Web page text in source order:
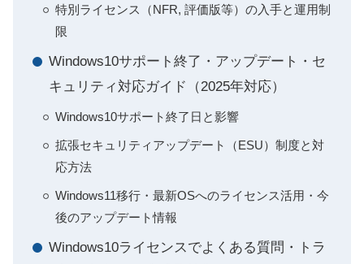
特別ライセンス（NFR, 評価版等）の入手と運用制
限
Windows10サポート終了・アップデート・セ
キュリティ対応ガイド（2025年対応）
Windows10サポート終了日と影響
拡張セキュリティアップデート（ESU）制度と対
応方法
Windows11移行・最新OSへのライセンス活用・今
後のアップデート情報
Windows10ライセンスでよくある質問・トラ